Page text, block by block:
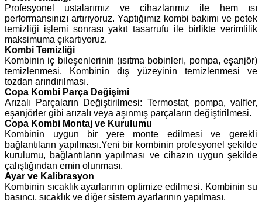
Profesyonel ustalarımız ve cihazlarımız ile hem ısı
performansınızı artırıyoruz. Yaptığımız kombi bakımı ve petek
temizliği işlemi sonrası yakıt tasarrufu ile birlikte verimlilik
maksimuma çıkartıyoruz.
Kombi Temizliği
Kombinin iç bileşenlerinin (ısıtma bobinleri, pompa, eşanjör)
temizlenmesi. Kombinin dış yüzeyinin temizlenmesi ve
tozdan arındırılması.
Copa Kombi Parça Değişimi
Arızalı Parçaların Değiştirilmesi: Termostat, pompa, valfler,
eşanjörler gibi arızalı veya aşınmış parçaların değiştirilmesi.
Copa Kombi Montaj ve Kurulumu
Kombinin uygun bir yere monte edilmesi ve gerekli
bağlantıların yapılması.Yeni bir kombinin profesyonel şekilde
kurulumu, bağlantıların yapılması ve cihazın uygun şekilde
çalıştığından emin olunması.
Ayar ve Kalibrasyon
Kombinin sıcaklık ayarlarının optimize edilmesi. Kombinin su
basıncı, sıcaklık ve diğer sistem ayarlarının yapılması.